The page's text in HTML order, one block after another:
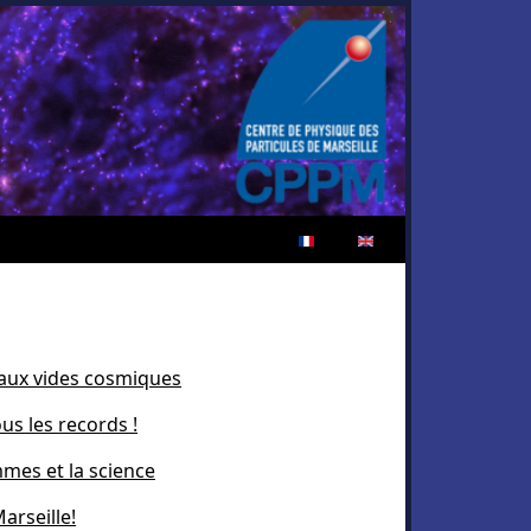
vides cosmiques
les records !
et la science